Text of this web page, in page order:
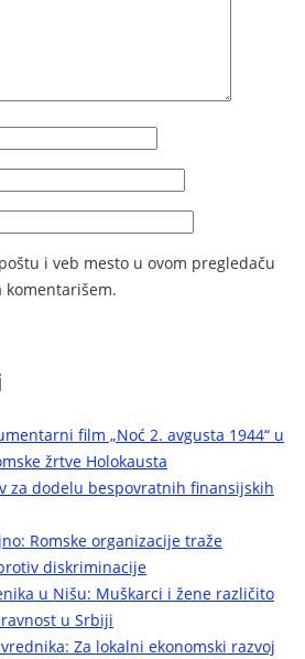
i veb mesto u ovom pregledaču
komentarišem.
film „Noć 2. avgusta 1944“ u
žrtve Holokausta
za dodelu bespovratnih finansijskih
Romske organizacije traže
diskriminacije
u Nišu: Muškarci i žene različito
u Srbiji
Za lokalni ekonomski razvoj